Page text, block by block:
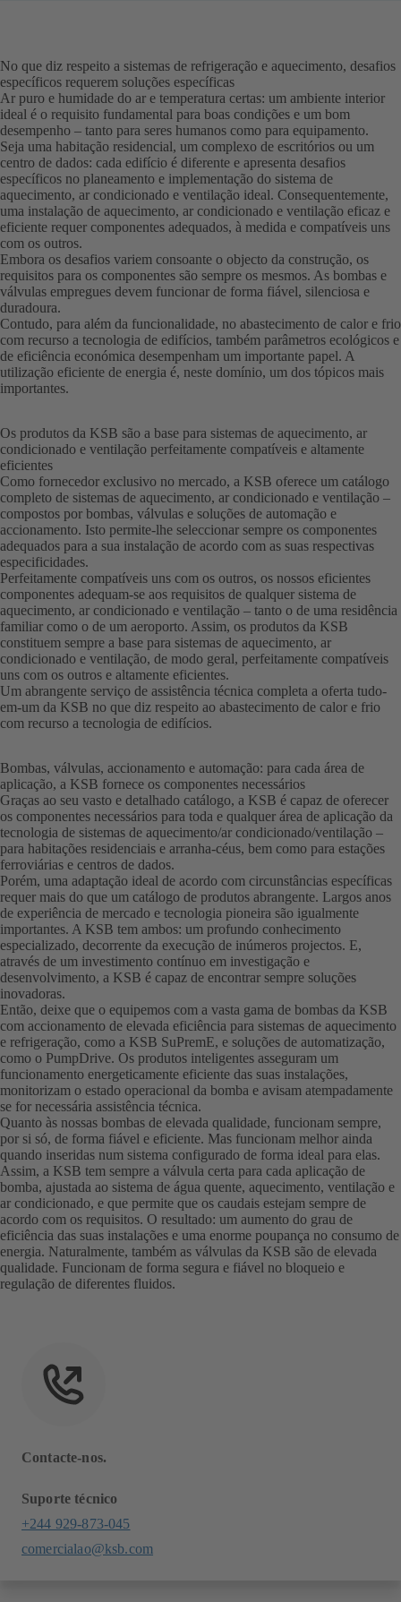
No que diz respeito a sistemas de refrigeração e aquecimento, desafios
específicos requerem soluções específicas
Ar puro e humidade do ar e temperatura certas: um ambiente interior
ideal é o requisito fundamental para boas condições e um bom
desempenho – tanto para seres humanos como para equipamento.
Seja uma habitação residencial, um complexo de escritórios ou um
centro de dados: cada edifício é diferente e apresenta desafios
específicos no planeamento e implementação do sistema de
aquecimento, ar condicionado e ventilação ideal. Consequentemente,
uma instalação de aquecimento, ar condicionado e ventilação eficaz e
eficiente requer componentes adequados, à medida e compatíveis uns
com os outros.
Embora os desafios variem consoante o objecto da construção, os
requisitos para os componentes são sempre os mesmos. As bombas e
válvulas empregues devem funcionar de forma fiável, silenciosa e
duradoura.
Contudo, para além da funcionalidade, no abastecimento de calor e frio
com recurso a tecnologia de edifícios, também parâmetros ecológicos e
de eficiência económica desempenham um importante papel. A
utilização eficiente de energia é, neste domínio, um dos tópicos mais
importantes.
Os produtos da KSB são a base para sistemas de aquecimento, ar
condicionado e ventilação perfeitamente compatíveis e altamente
eficientes
Como fornecedor exclusivo no mercado, a KSB oferece um catálogo
completo de sistemas de aquecimento, ar condicionado e ventilação –
compostos por bombas, válvulas e soluções de automação e
accionamento. Isto permite-lhe seleccionar sempre os componentes
adequados para a sua instalação de acordo com as suas respectivas
especificidades.
Perfeitamente compatíveis uns com os outros, os nossos eficientes
componentes adequam-se aos requisitos de qualquer sistema de
aquecimento, ar condicionado e ventilação – tanto o de uma residência
familiar como o de um aeroporto. Assim, os produtos da KSB
constituem sempre a base para sistemas de aquecimento, ar
condicionado e ventilação, de modo geral, perfeitamente compatíveis
uns com os outros e altamente eficientes.
Um abrangente serviço de assistência técnica completa a oferta tudo-
em-um da KSB no que diz respeito ao abastecimento de calor e frio
com recurso a tecnologia de edifícios.
Bombas, válvulas, accionamento e automação: para cada área de
aplicação, a KSB fornece os componentes necessários
Graças ao seu vasto e detalhado catálogo, a KSB é capaz de oferecer
os componentes necessários para toda e qualquer área de aplicação da
tecnologia de sistemas de aquecimento/ar condicionado/ventilação –
para habitações residenciais e arranha-céus, bem como para estações
ferroviárias e centros de dados.
Porém, uma adaptação ideal de acordo com circunstâncias específicas
requer mais do que um catálogo de produtos abrangente. Largos anos
de experiência de mercado e tecnologia pioneira são igualmente
importantes. A KSB tem ambos: um profundo conhecimento
especializado, decorrente da execução de inúmeros projectos. E,
através de um investimento contínuo em investigação e
desenvolvimento, a KSB é capaz de encontrar sempre soluções
inovadoras.
Então, deixe que o equipemos com a vasta gama de bombas da KSB
com accionamento de elevada eficiência para sistemas de aquecimento
e refrigeração, como a KSB SuPremE, e soluções de automatização,
como o PumpDrive. Os produtos inteligentes asseguram um
funcionamento energeticamente eficiente das suas instalações,
monitorizam o estado operacional da bomba e avisam atempadamente
se for necessária assistência técnica.
Quanto às nossas bombas de elevada qualidade, funcionam sempre,
por si só, de forma fiável e eficiente. Mas funcionam melhor ainda
quando inseridas num sistema configurado de forma ideal para elas.
Assim, a KSB tem sempre a válvula certa para cada aplicação de
bomba, ajustada ao sistema de água quente, aquecimento, ventilação e
ar condicionado, e que permite que os caudais estejam sempre de
acordo com os requisitos. O resultado: um aumento do grau de
eficiência das suas instalações e uma enorme poupança no consumo de
energia. Naturalmente, também as válvulas da KSB são de elevada
qualidade. Funcionam de forma segura e fiável no bloqueio e
regulação de diferentes fluidos.
Contacte-nos.
Suporte técnico
+244 929-873-045
comercialao@ksb.com